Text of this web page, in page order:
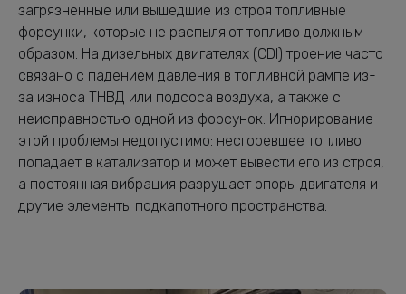
загрязненные или вышедшие из строя топливные
форсунки, которые не распыляют топливо должным
образом. На дизельных двигателях (CDI) троение часто
связано с падением давления в топливной рампе из-
за износа ТНВД или подсоса воздуха, а также с
неисправностью одной из форсунок. Игнорирование
этой проблемы недопустимо: несгоревшее топливо
попадает в катализатор и может вывести его из строя,
а постоянная вибрация разрушает опоры двигателя и
другие элементы подкапотного пространства.